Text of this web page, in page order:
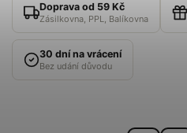
Doprava od 59 Kč
Zásilkovna, PPL, Balíkovna
30 dní na vrácení
Bez udání důvodu